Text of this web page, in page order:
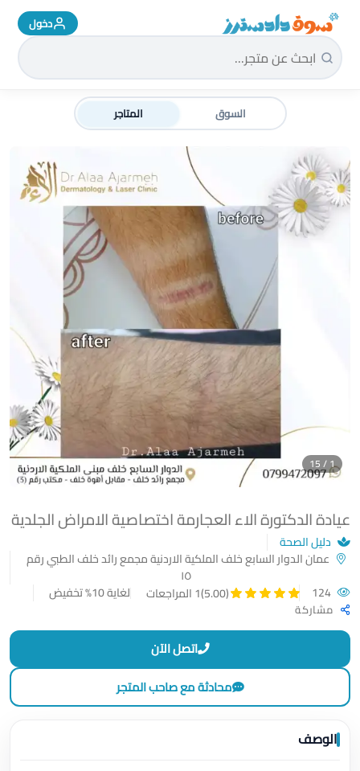
سوق دادسترز الرئيسية دخول
السوق المتاجر
عيادة الدكتورة الاء العجارمة اختصاصية الامراض الجلدية
دليل الصحة
عمان الدوار السابع خلف الملكية الاردنية مجمع رائد خلف الطبي رقم
١٥
(5.00) 1 المراجعات لغاية 10% تخفيض
مشاركة
1 / 15
اتصل الآن
محادثة مع صاحب المتجر
الوصف